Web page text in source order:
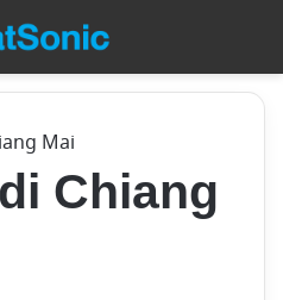
Mai
Chiang